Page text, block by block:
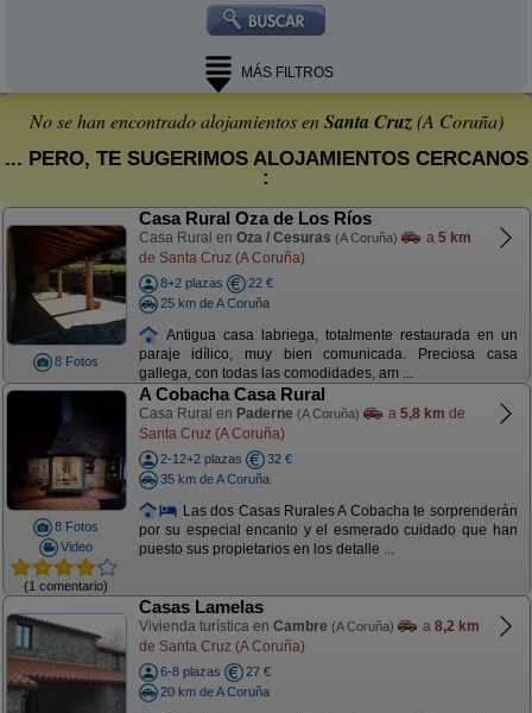
MÁS FILTROS
No se han encontrado alojamientos enSanta Cruz(A Coruña)
... PERO, TE SUGERIMOS ALOJAMIENTOS CERCANOS
:
8 Fotos
Casa Rural Oza de Los Ríos
Casa Rural en Oza / Cesuras (A Coruña) a 5 km
de Santa Cruz (A Coruña)
8+2 plazas
22 €
25 km de A Coruña
Antigua casa labriega, totalmente restaurada en un
paraje idílico, muy bien comunicada. Preciosa casa
gallega, con todas las comodidades, am ...
8 Fotos
Video
(1 comentario)
A Cobacha Casa Rural
Casa Rural en Paderne (A Coruña) a 5,8 km de
Santa Cruz (A Coruña)
2-12+2 plazas
32 €
35 km de A Coruña
Las dos Casas Rurales A Cobacha te sorprenderán
por su especial encanto y el esmerado cuidado que han
puesto sus propietarios en los detalle ...
Casas Lamelas
Vivienda turística en Cambre (A Coruña) a 8,2 km
de Santa Cruz (A Coruña)
6-8 plazas
27 €
20 km de A Coruña